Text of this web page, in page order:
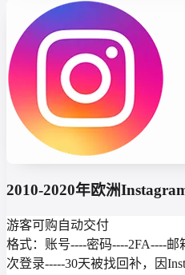
2010-2020年欧洲
游客可购自动交付
格式：账号----密码----2FA----
次登录-----30天被找回补，因